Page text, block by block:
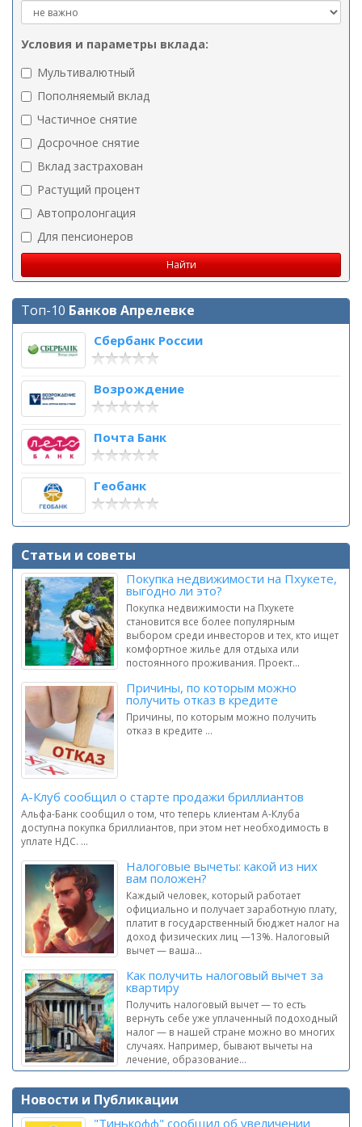
Условия и параметры вклада:
Мультивалютный
Пополняемый вклад
Частичное снятие
Досрочное снятие
Вклад застрахован
Растущий процент
Автопролонгация
Для пенсионеров
Топ-10 Банков Апрелевке
Сбербанк России
Возрождение
Почта Банк
Геобанк
Статьи и советы
Покупка недвижимости на Пхукете,
выгодно ли это?
Покупка недвижимости на Пхукете
становится все более популярным
выбором среди инвесторов и тех, кто ищет
комфортное жилье для отдыха или
постоянного проживания. Проект...
Причины, по которым можно
получить отказ в кредите
Причины, по которым можно получить
отказ в кредите ...
А-Клуб сообщил о старте продажи бриллиантов
Альфа-Банк сообщил о том, что теперь клиентам А-Клуба
доступна покупка бриллиантов, при этом нет необходимость в
уплате НДС. ...
Налоговые вычеты: какой из них
вам положен?
Каждый человек, который работает
официально и получает заработную плату,
платит в государственный бюджет налог на
доход физических лиц —13%. Налоговый
вычет — ваша...
Как получить налоговый вычет за
квартиру
Получить налоговый вычет — то есть
вернуть себе уже уплаченный подоходный
налог — в нашей стране можно во многих
случаях. Например, бывают вычеты на
лечение, образование...
Новости и Публикации
"Тинькофф" сообщил об увеличении